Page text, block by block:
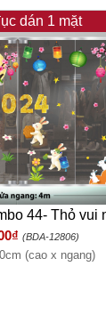
dán 1 mặt
44- Thỏ vui
trăng(BDA-12806)
(cao x ngang)